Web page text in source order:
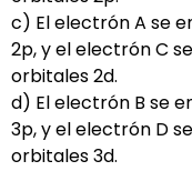
c) El electrón A se
2p, y el electrón C
orbitales 2d.
d) El electrón B se
3p, y el electrón D
orbitales 3d.